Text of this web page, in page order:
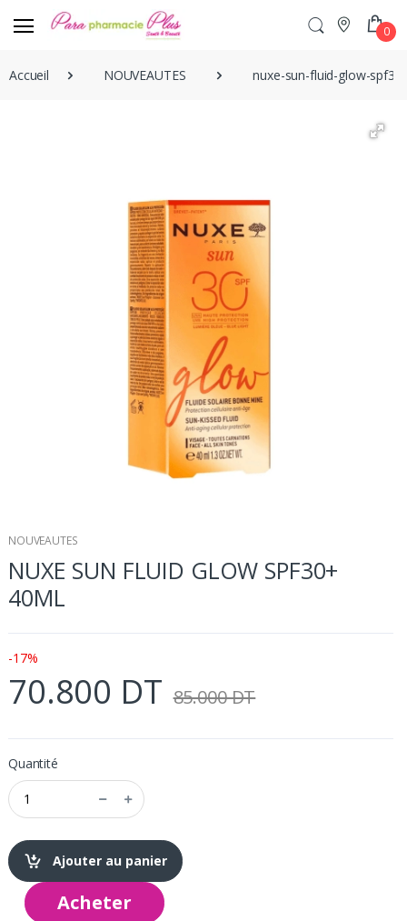
0
Accueil NOUVEAUTES nuxe-sun-fluid-glow-
NOUVEAUTES
NUXE SUN FLUID GLOW SPF30+
40ML
-17%
70.800 DT 85.000 DT
Quantité
Ajouter au panier
Acheter